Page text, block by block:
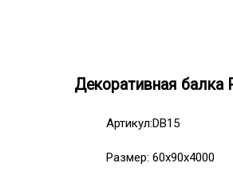
Декоративная балка
Артикул:DB15
Размер: 60х90х4000